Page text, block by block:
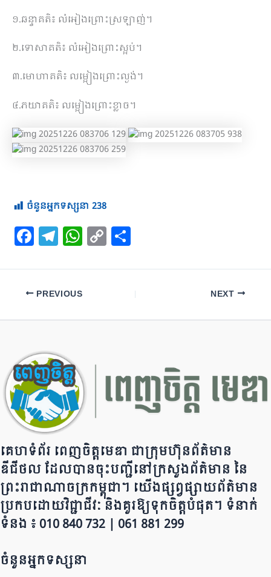
១.ឆន្ទាគតិ៖ លំអៀងព្រោះស្រឡាញ់។
២.ទោសាគតិ៖ លំអៀងព្រោះស្អប់។
៣.មោហាគតិ៖ លម្អៀងព្រោះល្ងង់។
៤.ភយាគតិ៖ លម្អៀងព្រោះខ្លាច។
ចំនួនអ្នកទស្សនា 238
F
a
c
e
b
o
k
T
el
e
gr
a
W
h
at
A
C
o
p
Li
ar
e
PREVIOUS NEXT
គេហទំព័រ ពេញចិត្តមេឌា ជា​ក្រុ​​​​​ម​​​ហ៊ុន​ព័ត៌មាន​
ឌីជីថល ដែ​លបា​ន​​ចុះបញ្ជីនៅក្រសួងព័ត៌មាន នៃ​​​​
ព្រះរាជាណាចក្រ​ក​ម្ពុជា។ យើ​ង​​​​​ផ្សព្វផ្សាយព័​ត៌​មា​​​​ន
ប្រក​ប​ដោ​​​​​​យ​វិជ្ជាជីវៈ និ​ងគួរ​ឱ្យ​ទុកចិត្ត​បំ​ផុត។ ទំនាក់
ទំនង ៖ 010 840 732 | 0​​​​​61 881 299
ចំនួនអ្នកទស្សនា